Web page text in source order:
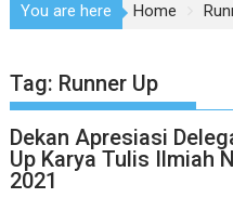
You are here Home
Tag: Runner Up
Dekan Apresiasi
Up Karya Tulis Ilmiah
2021